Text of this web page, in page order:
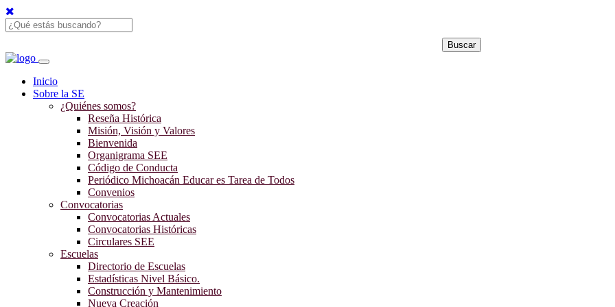
Inicio
Sobre la SE
¿Quiénes somos?
Reseña Histórica
Misión, Visión y Valores
Bienvenida
Organigrama SEE
Código de Conducta
Periódico Michoacán Educar es Tarea de Todos
Convenios
Convocatorias
Convocatorias Actuales
Convocatorias Históricas
Circulares SEE
Escuelas
Directorio de Escuelas
Estadísticas Nivel Básico.
Construcción y Mantenimiento
Nueva Creación